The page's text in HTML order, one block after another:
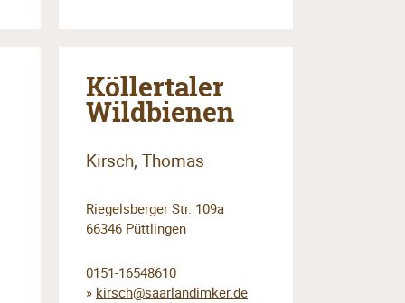
Köllertaler
Wildbienen
Kirsch, Thomas
Riegelsberger Str. 109a
66346 Püttlingen
0151-16548610
» kirsch@saarlandimker.de